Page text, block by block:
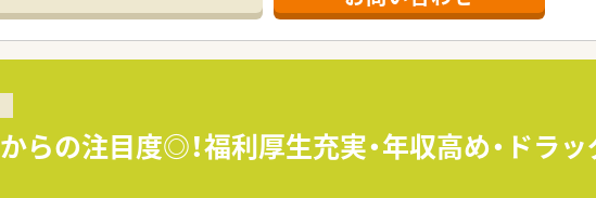
せるスペシャリストを目指すことも可能です。
門等の本社スタッフなど活動領域は多種多様です。
り、在宅医療へもしっかりと関わる事ができます。
で、時短制度は小学5年生まで時短勤務ができるよう変更予定です。
フバランスが整っています
割引制度など嬉しいメリットもたくさんあります！
らの注目度◎！福利厚生充実・年収高め・ドラ